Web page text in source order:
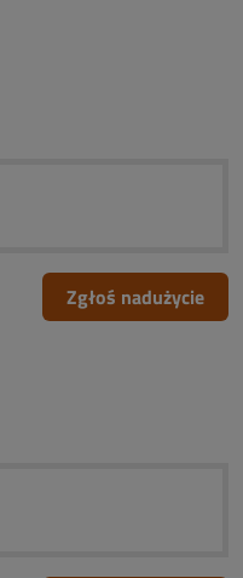
Zgłoś nadużycie